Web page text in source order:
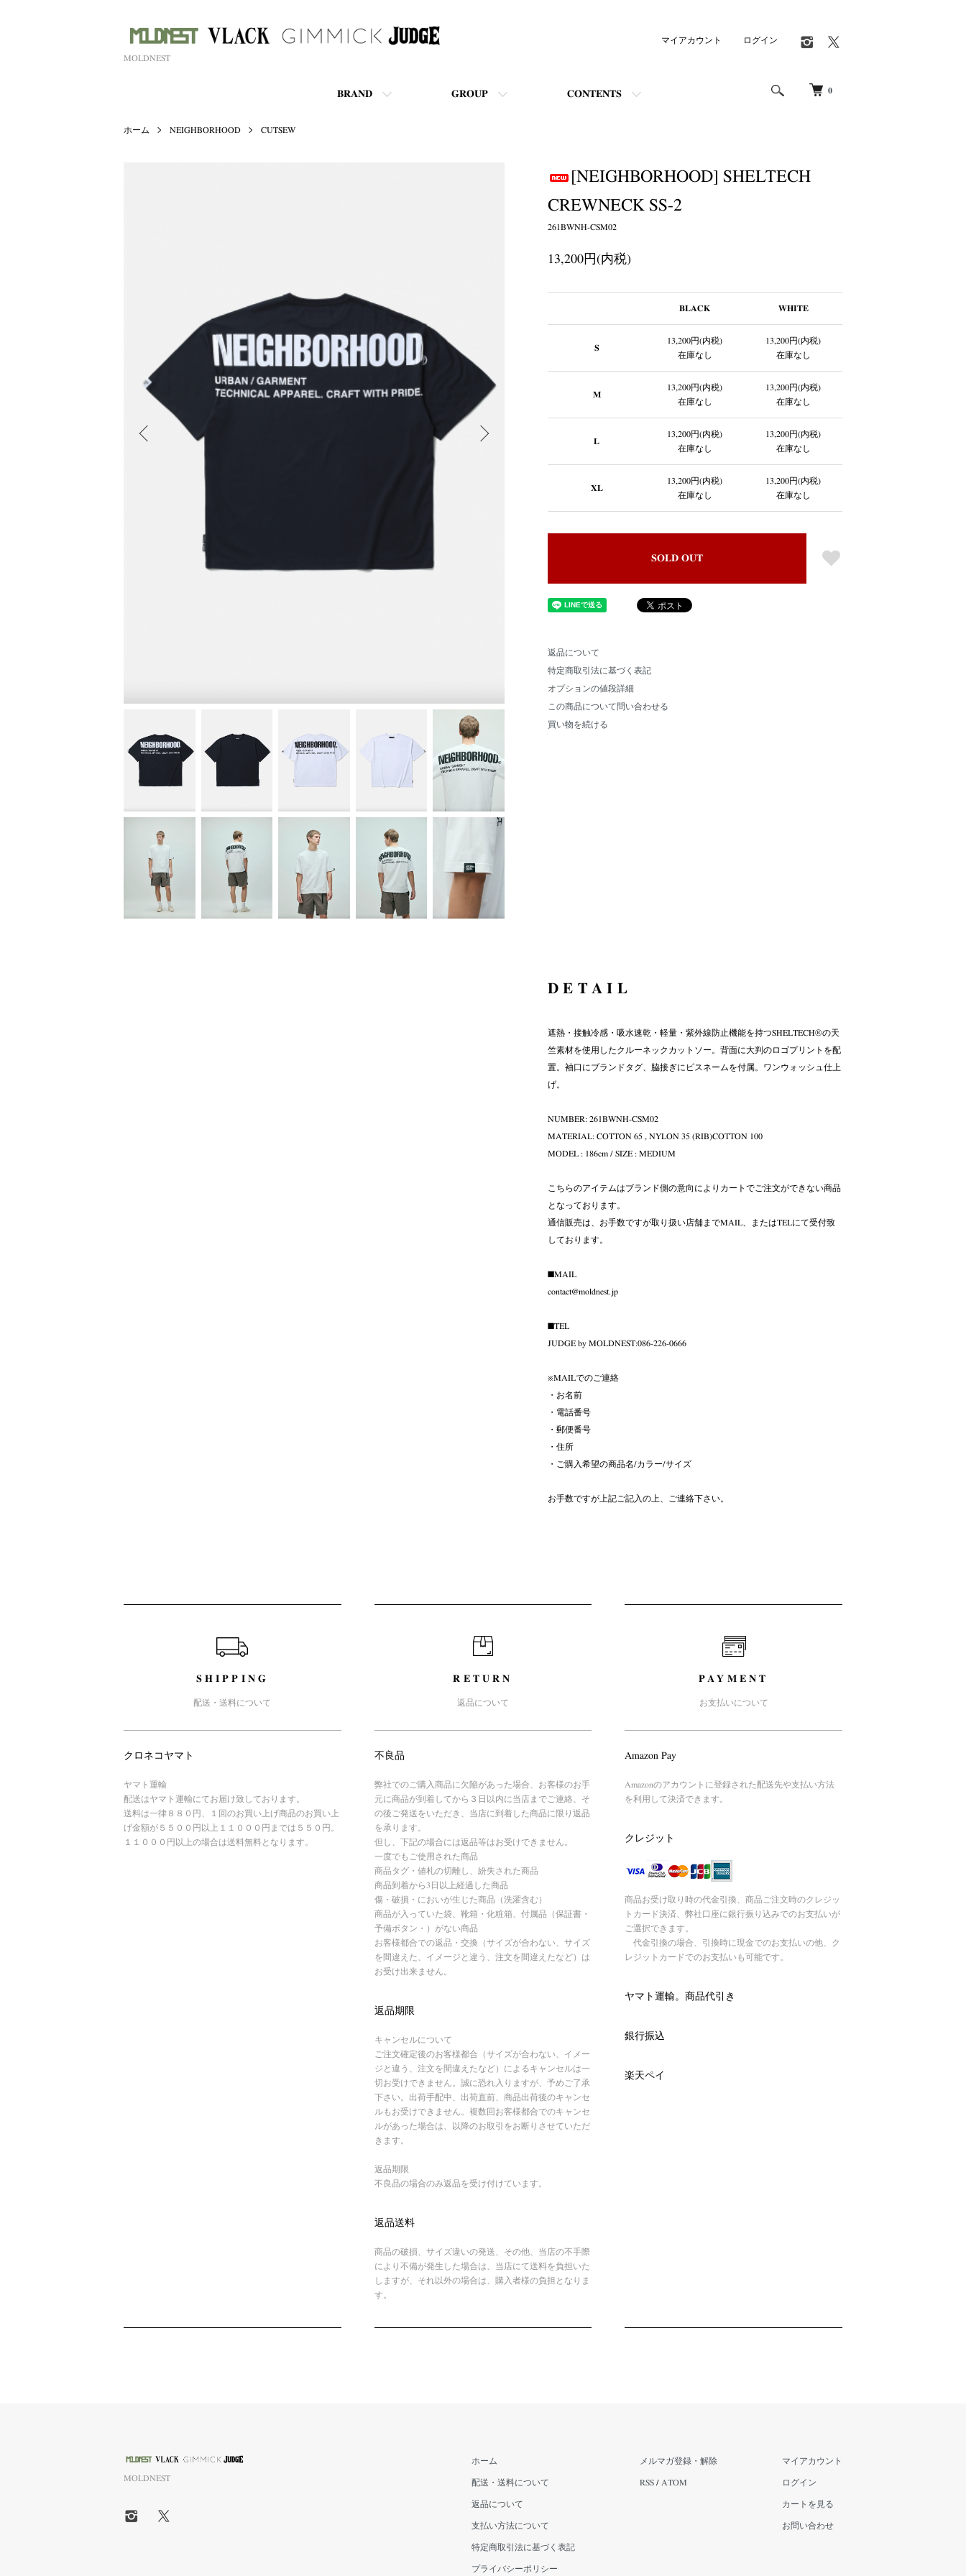
MOLDNEST
0
BRAND GROUP CONTENTS
マイアカウント ログイン
ホーム NEIGHBORHOOD CUTSEW
[NEIGHBORHOOD] SHELTECH
CREWNECK SS-2
261BWNH-CSM02
13,200円(内税)
BLACK WHITE
S
13,200円(内税)
在庫なし
13,200円(内税)
在庫なし
M
13,200円(内税)
在庫なし
13,200円(内税)
在庫なし
L
13,200円(内税)
在庫なし
13,200円(内税)
在庫なし
XL
13,200円(内税)
在庫なし
13,200円(内税)
在庫なし
SOLD OUT
返品について
特定商取引法に基づく表記
オプションの値段詳細
この商品について問い合わせる
買い物を続ける
DETAIL
遮熱・接触冷感・吸水速乾・軽量・紫外線防止機能を持つSHELTECH®の天
竺素材を使用したクルーネックカットソー。背面に大判のロゴプリントを配
置。袖口にブランドタグ、脇接ぎにピスネームを付属。ワンウォッシュ仕上
げ。
NUMBER: 261BWNH-CSM02
MATERIAL: COTTON 65 , NYLON 35 (RIB)COTTON 100
MODEL : 186cm / SIZE : MEDIUM
こちらのアイテムはブランド側の意向によりカートでご注文ができない商品
となっております。
通信販売は、お手数ですが取り扱い店舗までMAIL、またはTELにて受付致
しております。
■MAIL
contact@moldnest.jp
■TEL
JUDGE by MOLDNEST:086-226-0666
※MAILでのご連絡
・お名前
・電話番号
・郵便番号
・住所
・ご購入希望の商品名/カラー/サイズ
お手数ですが上記ご記入の上、ご連絡下さい。
SHIPPING
配送・送料について
クロネコヤマト
ヤマト運輸
配送はヤマト運輸にてお届け致しております。
送料は一律８８０円、１回のお買い上げ商品のお買い上
げ金額が５５００円以上１１０００円までは５５０円。
１１０００円以上の場合は送料無料となります。
RETURN
返品について
不良品
弊社でのご購入商品に欠陥があった場合、お客様のお手
元に商品が到着してから３日以内に当店までご連絡、そ
の後ご発送をいただき、当店に到着した商品に限り返品
を承ります。
但し、下記の場合には返品等はお受けできません。
一度でもご使用された商品
商品タグ・値札の切離し、紛失された商品
商品到着から3日以上経過した商品
傷・破損・においが生じた商品（洗濯含む）
商品が入っていた袋、靴箱・化粧箱、付属品（保証書・
予備ボタン・）がない商品
お客様都合での返品・交換（サイズが合わない、サイズ
を間違えた、イメージと違う、注文を間違えたなど）は
お受け出来ません。
返品期限
キャンセルについて
ご注文確定後のお客様都合（サイズが合わない、イメー
ジと違う、注文を間違えたなど）によるキャンセルは一
切お受けできません。誠に恐れ入りますが、予めご了承
下さい。出荷手配中、出荷直前、商品出荷後のキャンセ
ルもお受けできません。複数回お客様都合でのキャンセ
ルがあった場合は、以降のお取引をお断りさせていただ
きます。
返品期限
不良品の場合のみ返品を受け付けています。
返品送料
商品の破損、サイズ違いの発送、その他、当店の不手際
により不備が発生した場合は、当店にて送料を負担いた
しますが、それ以外の場合は、購入者様の負担となりま
す。
PAYMENT
お支払いについて
Amazon Pay
Amazonのアカウントに登録された配送先や支払い方法
を利用して決済できます。
クレジット
商品お受け取り時の代金引換、商品ご注文時のクレジッ
トカード決済、弊社口座に銀行振り込みでのお支払いが
ご選択できます。
代金引換の場合、引換時に現金でのお支払いの他、ク
レジットカードでのお支払いも可能です。
ヤマト運輸。商品代引き
銀行振込
楽天ペイ
MOLDNEST
ホーム
配送・送料について
返品について
支払い方法について
特定商取引法に基づく表記
プライバシーポリシー
メルマガ登録・解除
RSS / ATOM
マイアカウント
ログイン
カートを見る
お問い合わせ